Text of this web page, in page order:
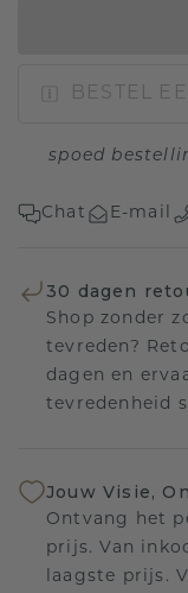
BESTEL
spoed
Chat E-mail
30 dagen
Shop zonder
tevreden?
dagen en
tevredenheid
Jouw Visie,
Ontvang het
prijs. Van
laagste prijs.